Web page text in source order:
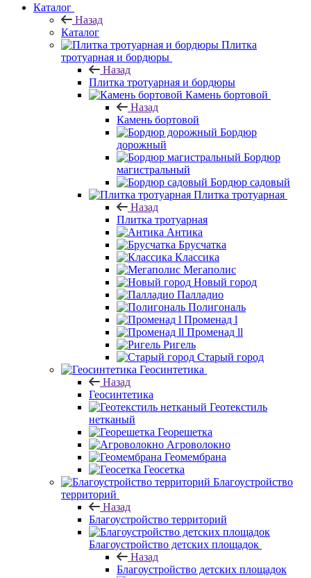
Каталог
Назад
Каталог
Плитка
тротуарная и бордюры
Назад
Плитка тротуарная и бордюры
Камень бортовой
Назад
Камень бортовой
Бордюр
дорожный
Бордюр
магистральный
Бордюр садовый
Плитка тротуарная
Назад
Плитка тротуарная
Антика
Брусчатка
Классика
Мегаполис
Новый город
Палладио
Полигональ
Променад l
Променад ll
Ригель
Старый город
Геосинтетика
Назад
Геосинтетика
Геотекстиль
нетканый
Георешетка
Агроволокно
Геомембрана
Геосетка
Благоустройство
территорий
Назад
Благоустройство территорий
Благоустройство детских площадок
Назад
Благоустройство детских площадок